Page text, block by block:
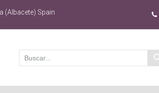
(Albacete) Spain